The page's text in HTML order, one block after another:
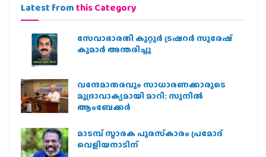
Latest from this Category
സേവാഭാരതി കുറ്റൂർ ട്രഷറർ സുരേഷ്
കുമാർ അന്തരിച്ചു
വന്ദേമാതരവും സാധാരണക്കാരുടെ
മുദ്രാവാക്യമായി മാറി: സുനിൽ
ആംബേക്കർ
മാടമ്പ് സ്മാരക പുരസ്‌കാരം പ്രമോദ്
വെളിയനാടിന്